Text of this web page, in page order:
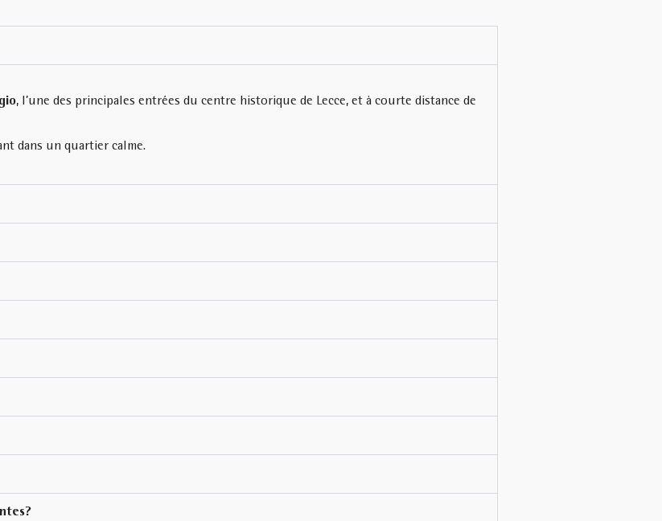
, l’une des principales entrées du centre historique de Lecce, et à courte distance de
dans un quartier calme.